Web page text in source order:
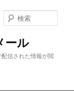
ール
信された情報が閲
索